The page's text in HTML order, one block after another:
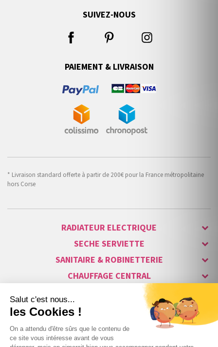
SUIVEZ-NOUS
PAIEMENT & LIVRAISON
* Livraison standard offerte à partir de 200€ pour la France métropolitaine
hors Corse
RADIATEUR ELECTRIQUE
SECHE SERVIETTE
SANITAIRE & ROBINETTERIE
CHAUFFAGE CENTRAL
ALARME & SÉCURITÉ
MAISON CONNECTÉE
VISIOPHONE & INTERPHONE
LUMINAIRES & ECLAIRAGE